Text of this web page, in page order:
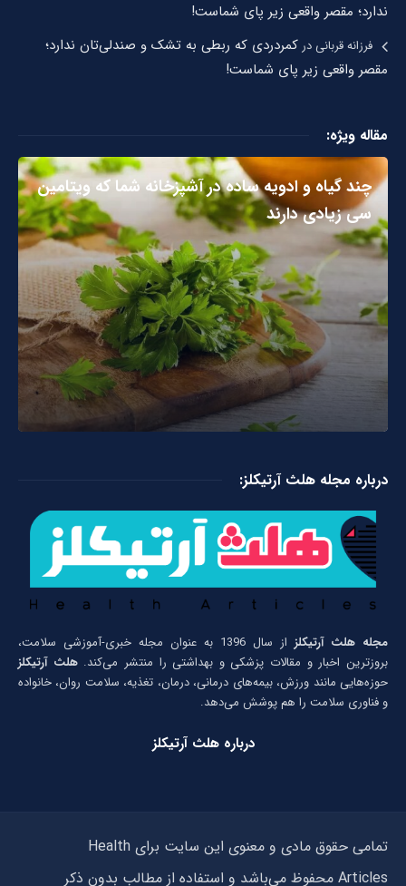
ندارد؛ مقصر واقعی زیر پای شماست!
فرزانه قربانیدر کمردردی که ربطی به تشک و صندلی‌تان ندارد؛
مقصر واقعی زیر پای شماست!
مقاله ویژه:
چند گیاه و ادویه ساده در آشپزخانه شما که ویتامین
سی زیادی دارند
درباره مجله هلث آرتیکلز:
مجله هلث آرتیکلز
از سال 1396 به عنوان مجله خبری-آموزشی سلامت،
بروزترین اخبار و مقالات پزشکی و بهداشتی را منتشر می‌کند.هلث آرتیکلز
حوزه‌هایی مانند ورزش، بیمه‌های درمانی، درمان، تغذیه، سلامت روان، خانواده
و فناوری سلامت را هم پوشش می‌دهد.
درباره هلث آرتیکلز
تمامی حقوق مادی و معنوی این سایت برای Health
Articles محفوظ می‌باشد و استفاده از مطالب بدون ذکر